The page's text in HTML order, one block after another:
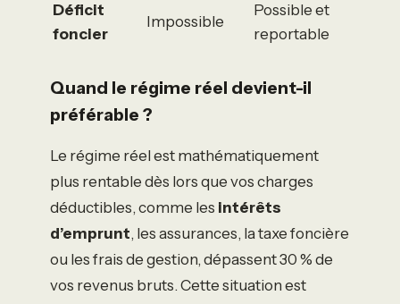
Déficit
foncier
Impossible
Possible et
reportable
Quand le régime réel devient-il
préférable ?
Le régime réel est mathématiquement
plus rentable dès lors que vos charges
déductibles, comme les intérêts
d’emprunt, les assurances, la taxe foncière
ou les frais de gestion, dépassent 30 % de
vos revenus bruts. Cette situation est